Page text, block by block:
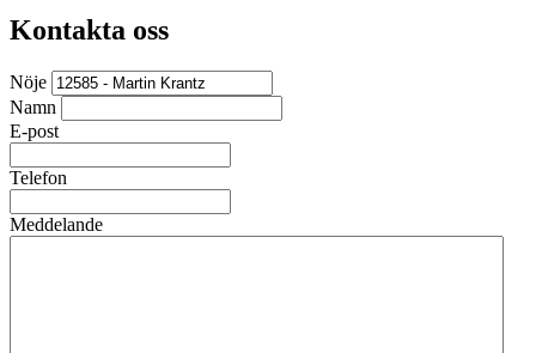
Kontakta oss
Nöje
Namn
E-post
Telefon
Meddelande